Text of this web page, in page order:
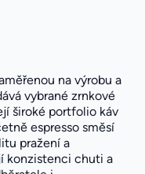
na výrobu a
vybrané zrnkové
široké portfolio káv
espresso směsí
pražení a
konzistenci chuti a